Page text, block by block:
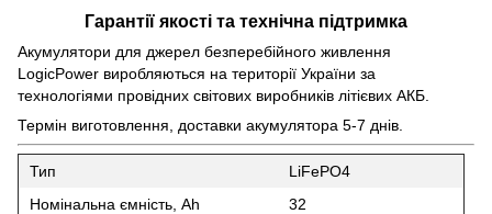
Гарантії якості та технічна підтримка
Акумулятори для джерел безперебійного живлення
LogicPower виробляються на території України за
технологіями провідних світових виробників літієвих АКБ.
Термін виготовлення, доставки акумулятора 5-7 днів.
Тип
LiFePO4
Номінальна ємність, Ah
32